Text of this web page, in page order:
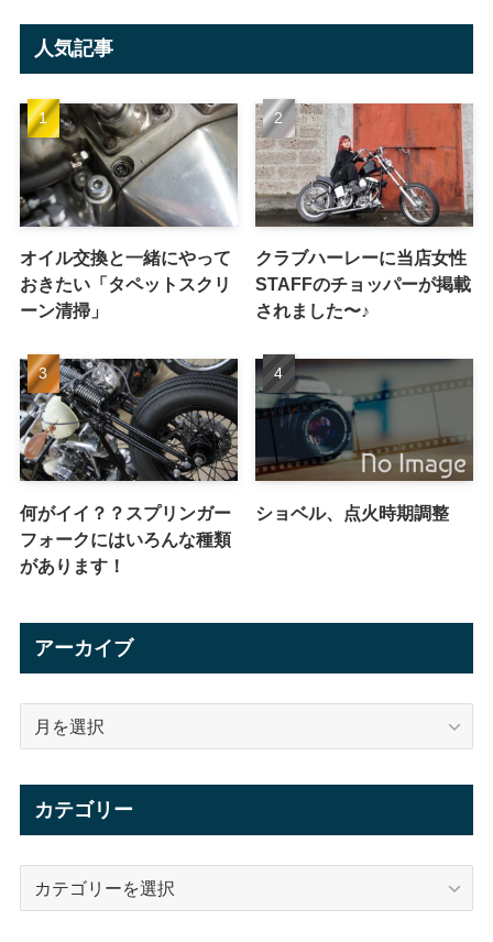
人気記事
オイル交換と一緒にやって
おきたい「タペットスクリ
ーン清掃」
クラブハーレーに当店女性
STAFFのチョッパーが掲載
されました〜♪
何がイイ？？スプリンガー
フォークにはいろんな種類
があります！
ショベル、点火時期調整
アーカイブ
カテゴリー